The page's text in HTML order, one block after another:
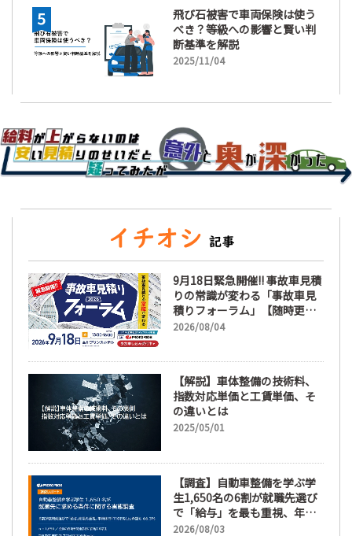
飛び石被害で車両保険は使う
べき？等級への影響と賢い判
断基準を解説
2025/11/04
9月18日緊急開催!! 事故車見積
りの常識が変わる「事故車見
積りフォーラム」【随時更
新】
2026/08/04
【解説】車体整備の技術料、
指数対応単価と工賃単価、そ
の違いとは
2025/05/01
【調査】自動車整備を学ぶ学
生1,650名の6割が就職先選び
で「給与」を最も重視、年間
休日「110日以上」希望も
2026/08/03